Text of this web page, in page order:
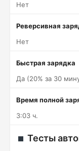
Нет
Реверсивная
Нет
Быстрая зарядка
Да (20% за 30
Время полной
3:03 ч.
Тесты